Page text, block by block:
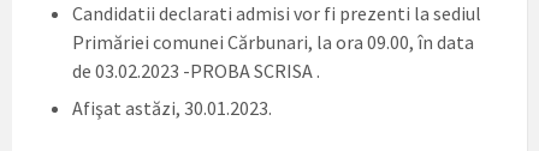
Candidatii declarati admisi vor fi prezenti la sediul
Primăriei comunei Cărbunari, la ora 09.00, în data
de 03.02.2023 -PROBA SCRISA .
Afişat astăzi, 30.01.2023.